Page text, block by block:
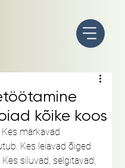
kõike koos
märkavad
Kes leiavad õiged
siluvad, selgitavad,